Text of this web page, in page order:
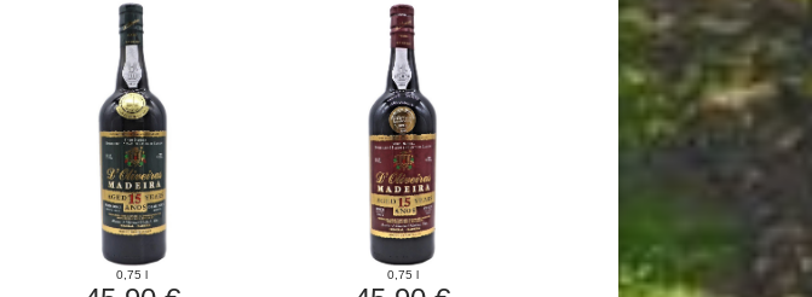
0,75 l 0,75 l